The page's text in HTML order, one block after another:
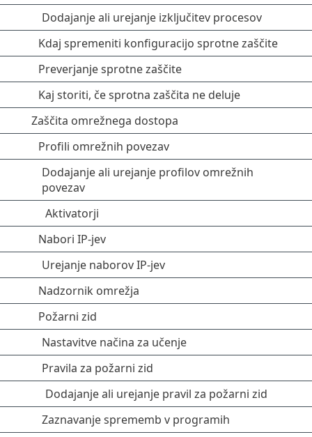
Dodajanje ali urejanje izključitev procesov
Kdaj spremeniti konfiguracijo sprotne zaščite
Preverjanje sprotne zaščite
Kaj storiti, če sprotna zaščita ne deluje
Zaščita omrežnega dostopa
Profili omrežnih povezav
Dodajanje ali urejanje profilov omrežnih
povezav
Aktivatorji
Nabori IP-jev
Urejanje naborov IP-jev
Nadzornik omrežja
Požarni zid
Nastavitve načina za učenje
Pravila za požarni zid
Dodajanje ali urejanje pravil za požarni zid
Zaznavanje sprememb v programih